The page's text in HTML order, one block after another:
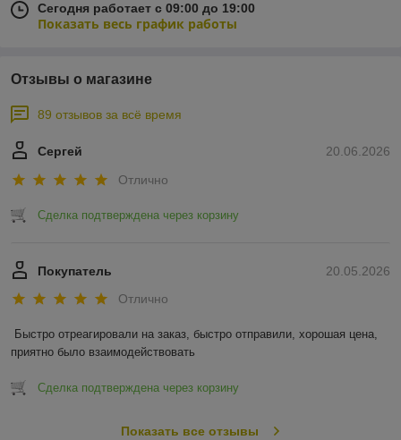
Сегодня работает с 09:00 до 19:00
Показать весь график работы
Отзывы о магазине
89 отзывов за всё время
20.06.2026
Сергей
Отлично
Сделка подтверждена через корзину
20.05.2026
Покупатель
Отлично
Быстро отреагировали на заказ, быстро отправили, хорошая цена,
приятно было взаимодействовать
Сделка подтверждена через корзину
Показать все отзывы